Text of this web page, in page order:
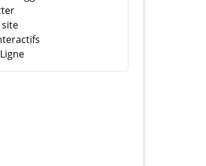
site